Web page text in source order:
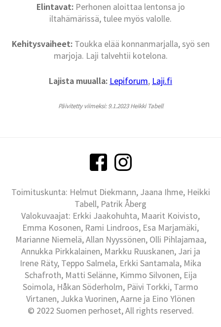
Elintavat:Perhonen aloittaa lentonsa jo
iltahämärissä, tulee myös valolle.
Kehitysvaiheet:Toukka elää konnanmarjalla, syö sen
marjoja. Laji talvehtii kotelona.
Lajista muualla: Lepiforum, Laji.fi
Päivitetty viimeksi: 9.1.2023 Heikki Tabell
Toimituskunta: Helmut Diekmann, Jaana Ihme, Heikki
Tabell, Patrik Åberg
Valokuvaajat: Erkki Jaakohuhta, Maarit Koivisto,
Emma Kosonen, Rami Lindroos, Esa Marjamäki,
Marianne Niemelä, Allan Nyyssönen, Olli Pihlajamaa,
Annukka Pirkkalainen, Markku Ruuskanen, Jari ja
Irene Räty, Teppo Salmela, Erkki Santamala, Mika
Schafroth, Matti Selänne, Kimmo Silvonen, Eija
Soimola, Håkan Söderholm, Päivi Torkki, Tarmo
Virtanen, Jukka Vuorinen, Aarne ja Eino Ylönen
© 2022 Suomen perhoset, All rights reserved.